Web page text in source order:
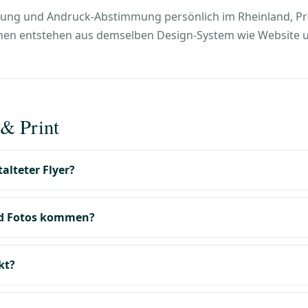
und Andruck-Abstimmung persönlich im Rheinland,
entstehen aus demselben Design-System wie
Print
Flyer?
Fotos kommen?